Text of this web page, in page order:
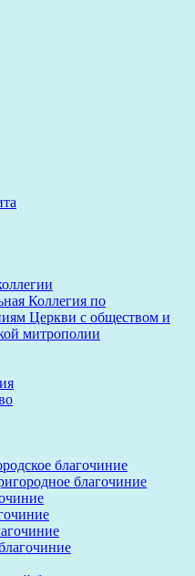
Коллегия по
Церкви с обществом и
митрополии
благочиние
благочиние